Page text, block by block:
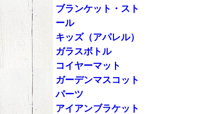
ブランケット・スト
ール
キッズ（アパレル）
ガラスボトル
コイヤーマット
ガーデンマスコット
パーツ
アイアンブラケット